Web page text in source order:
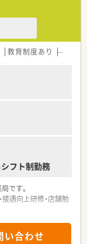
教育制度あり 大手チ
フト制勤務
です。
遇向上研修・店舗勉
い合わせ